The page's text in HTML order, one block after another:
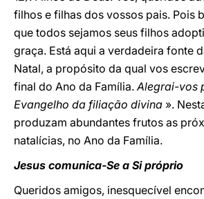
filhos e filhas dos vossos pais. Pois
que todos sejamos seus filhos
graça. Está aqui a verdadeira fonte
Natal, a propósito da qual vos
final do Ano da Família.Alegrai-vos
Evangelho da filiação divina ».
produzam abundantes frutos as
natalícias, no Ano da Família.
Jesus comunica-Se a Si próprio
Queridos amigos, inesquecível